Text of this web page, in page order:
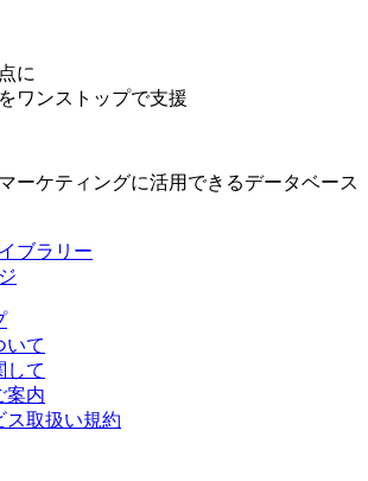
に
ワンストップで支援
ーケティングに活用できるデータベース
いて
して
案内
ス取扱い規約